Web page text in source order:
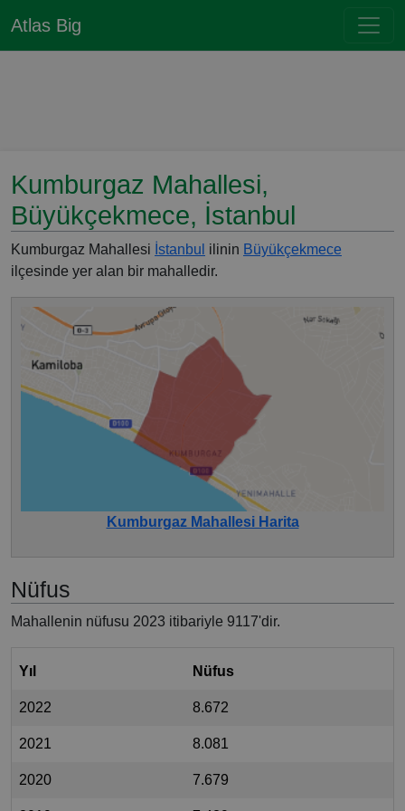
Atlas Big
Kumburgaz Mahallesi,
Büyükçekmece, İstanbul
Kumburgaz Mahallesi İstanbul ilinin Büyükçekmece
ilçesinde yer alan bir mahalledir.
Kumburgaz Mahallesi Harita
Nüfus
Mahallenin nüfusu 2023 itibariyle 9117'dir.
Yıl Nüfus
2022 8.672
2021 8.081
2020 7.679